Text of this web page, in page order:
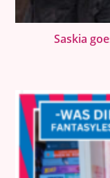
Saskia